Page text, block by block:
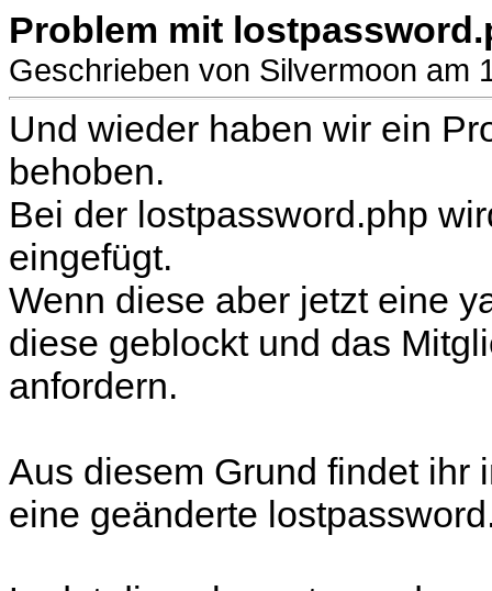
Problem mit
Geschrieben von Silvermoon am
Und wieder haben wir ein
behoben.
Bei der lostpassword.php
eingefügt.
Wenn diese aber jetzt eine
diese geblockt und das
anfordern.
Aus diesem Grund findet ihr
eine geänderte